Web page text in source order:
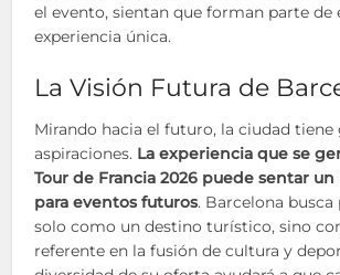
el evento, sientan que forman parte de
experiencia única.
La Visión Futura de
Mirando hacia el futuro, la ciudad tiene
aspiraciones. La experiencia que se
Tour de Francia 2026 puede sentar
para eventos futuros. Barcelona
solo como un destino turístico, sino
referente en la fusión de cultura y